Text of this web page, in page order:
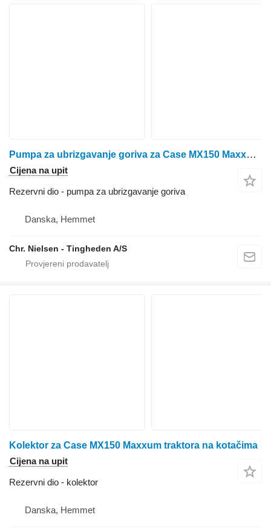
Pumpa za ubrizgavanje goriva za Case MX150 Maxxum traktora na kotačima
Cijena na upit
Rezervni dio - pumpa za ubrizgavanje goriva
Danska, Hemmet
Chr. Nielsen - Tingheden A/S
Kolektor za Case MX150 Maxxum traktora na kotačima
Cijena na upit
Rezervni dio - kolektor
Danska, Hemmet